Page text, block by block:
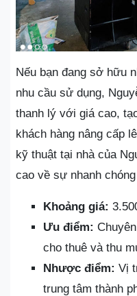
Nếu bạn đang sở hữu
nhu cầu sử dụng,
thanh lý với giá cao,
khách hàng nâng cấp
kỹ thuật tại nhà của
cao về sự nhanh
Khoảng giá:
Ưu điểm:
cho thuê và thu
Nhược điểm: Vị
trung tâm thành